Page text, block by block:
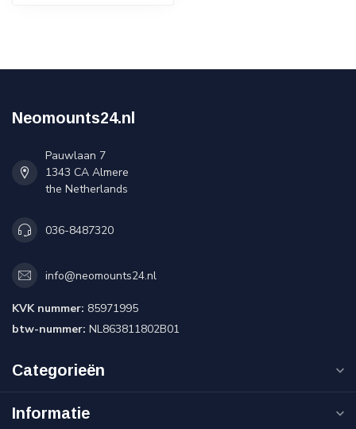
Neomounts24.nl
Pauwlaan 7
1343 CA Almere
the Netherlands
036-8487320
info@neomounts24.nl
KVK nummer: 85971995
btw-nummer: NL863811802B01
Categorieën
Informatie